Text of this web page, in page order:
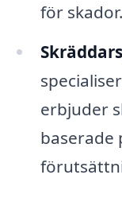
för skador.
erbjuder
baserade